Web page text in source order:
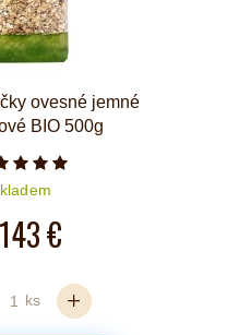
ovesné jemné
BIO 500g
Počet hvězdiček je 5 z 5
€
ks